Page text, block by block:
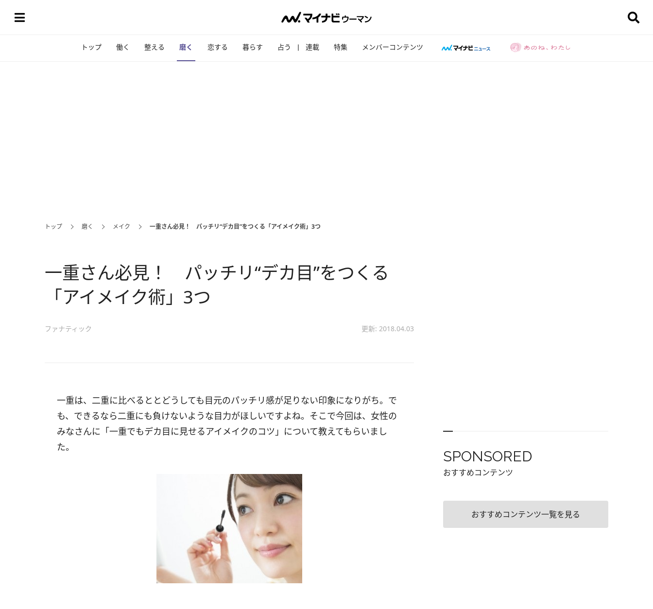
トップ 働く 整える 磨く 恋する 暮らす 占う 連載 特集 メンバーコンテンツ
トップ 磨く メイク 一重さん必見！ パッチリ“デカ目”をつくる「アイメイク術」3つ
一重さん必見！ パッチリ“デカ目”をつくる
「アイメイク術」3つ
ファナティック 更新: 2018.04.03
一重は、二重に比べるととどうしても目元のパッチリ感が足りない印象になりがち。で
も、できるなら二重にも負けないような目力がほしいですよね。そこで今回は、女性の
みなさんに「一重でもデカ目に見せるアイメイクのコツ」について教えてもらいまし
た。
SPONSORED
おすすめコンテンツ
おすすめコンテンツ一覧を見る